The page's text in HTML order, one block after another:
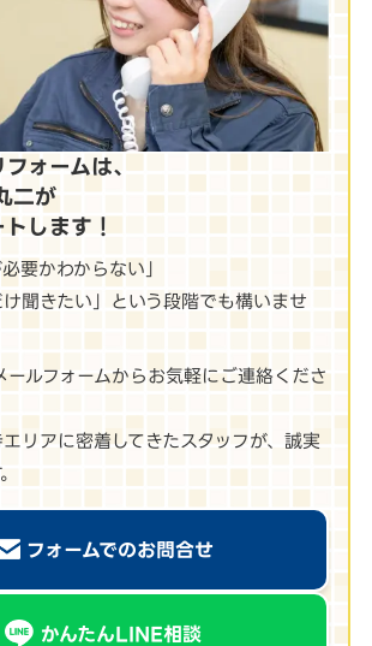
ォームは、
二が
します！
要かわからない」
け聞きたい」という段階でも構いませ
ールフォームからお気軽にご連絡くださ
リアに密着してきたスタッフが、誠実
フォームでのお問合せ
かんたんLINE相談